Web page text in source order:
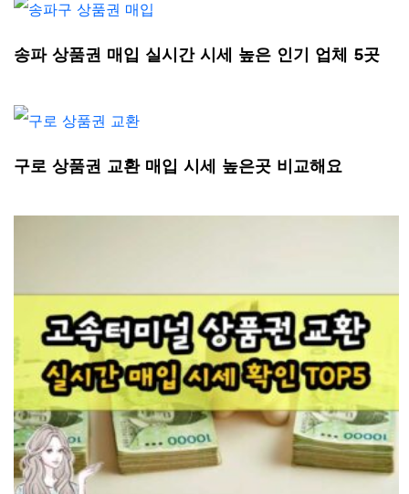
송파 상품권 매입 실시간 시세 높은 인기 업체 5곳
구로 상품권 교환 매입 시세 높은곳 비교해요